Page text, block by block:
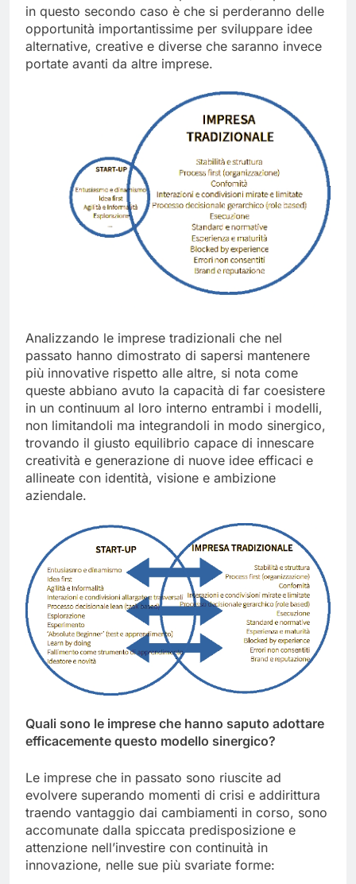
sono state menzionate in precedenza). Il problema
in questo secondo caso è che si perderanno delle
opportunità importantissime per sviluppare idee
alternative, creative e diverse che saranno invece
Analizzando le imprese tradizionali che nel
passato hanno dimostrato di sapersi mantenere
più innovative rispetto alle altre, si nota come
queste abbiano avuto la capacità di far coesistere
in un continuum al loro interno entrambi i modelli,
non limitandoli ma integrandoli in modo sinergico,
trovando il giusto equilibrio capace di innescare
creatività e generazione di nuove idee efficaci e
allineate con identità, visione e ambizione
Quali sono le imprese che hanno saputo adottare
Le imprese che in passato sono riuscite ad
evolvere superando momenti di crisi e addirittura
traendo vantaggio dai cambiamenti in corso, sono
accomunate dalla spiccata predisposizione e
attenzione nell’investire con continuità in